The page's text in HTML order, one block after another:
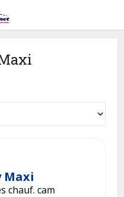
Maxi
chauf. cam